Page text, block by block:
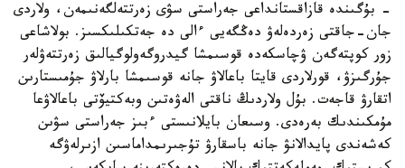
- بۇگىندە قازاقستانداعى جەراستى سۋى زەرتتەلگەنىمەن، ولاردى
جان-جاقتى زەردەلەۋ دەڭگەيى ءالى دە جەتكىلىكسىز. بولاشاعى
زور كوپتەگەن ۋچاسكەدە قوسىمشا گيدروگەولوگيالىق زەرتتەۋلەر
جۇرگىزۋ، قورلاردى قايتا باعالاۋ جانە قوسىمشا بارلاۋ جۇمىستارىن
اتقارۋ قاجەت. بۇل ولاردىڭ ناقتى الەۋەتىن وبەكتيۆتى باعالاۋعا
مۇمكىندىك بەرەدى. وسىعان بايلانىستى ءبىز جەراستى سۋىن
كەشەندى پايدالانۋ جانە باسقارۋ تۇجىرىمداماسىن ازىرلەۋگە